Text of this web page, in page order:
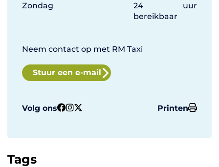
Zondag
24 uur
bereikbaar
Neem contact op met RM Taxi
Stuur een e-mail
Volg ons Printen
Tags